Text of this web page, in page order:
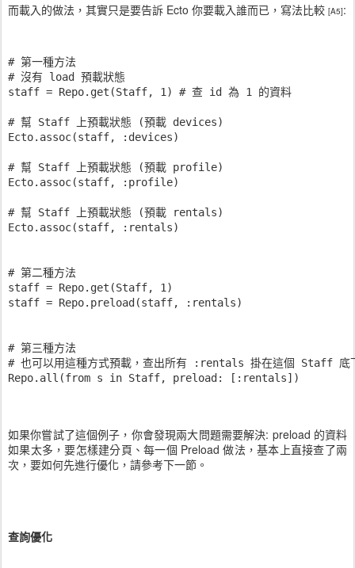
而載入的做法，其實只是要告訴 Ecto 你要載入誰而已，寫法比較 [A5]:
# 第一種方法
# 沒有 load 預載狀態
staff = Repo.get(Staff, 1) # 查 id 為 1 的資料
# 幫 Staff 上預載狀態 (預載 devices)
Ecto.assoc(staff, :devices)
# 幫 Staff 上預載狀態 (預載 profile)
Ecto.assoc(staff, :profile)
# 幫 Staff 上預載狀態 (預載 rentals)
Ecto.assoc(staff, :rentals)
# 第二種方法
staff = Repo.get(Staff, 1)
staff = Repo.preload(staff, :rentals)
# 第三種方法
# 也可以用這種方式預載，查出所有 :rentals 掛在這個
Repo.all(from s in Staff, preload: [:rentals])
如果你嘗試了這個例子，你會發現兩大問題需要解決: preload 的資料
如果太多，要怎樣建分頁、每一個 Preload 做法，基本上直接查了兩
次，要如何先進行優化，請參考下一節。
查詢優化